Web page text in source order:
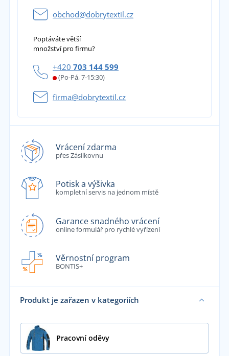
obchod@dobrytextil.cz
Poptáváte větší
množství pro firmu?
+420 703 144 599
(Po-Pá, 7-15:30)
firma@dobrytextil.cz
Vrácení zdarma
přes Zásilkovnu
Potisk a výšivka
kompletní servis na jednom místě
Garance snadného vrácení
online formulář pro rychlé vyřízení
Věrnostní program
BONTIS+
Produkt je zařazen v kategoriích
Pracovní oděvy